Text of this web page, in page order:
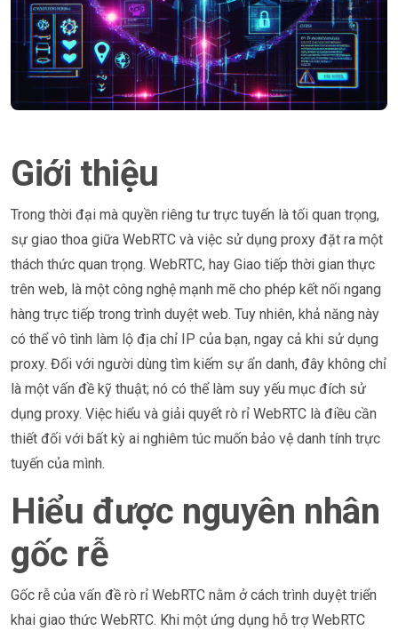
Giới thiệu
Trong thời đại mà quyền riêng tư trực tuyến là tối quan trọng,
sự giao thoa giữa WebRTC và việc sử dụng proxy đặt ra một
thách thức quan trọng. WebRTC, hay Giao tiếp thời gian thực
trên web, là một công nghệ mạnh mẽ cho phép kết nối ngang
hàng trực tiếp trong trình duyệt web. Tuy nhiên, khả năng này
có thể vô tình làm lộ địa chỉ IP của bạn, ngay cả khi sử dụng
proxy. Đối với người dùng tìm kiếm sự ẩn danh, đây không chỉ
là một vấn đề kỹ thuật; nó có thể làm suy yếu mục đích sử
dụng proxy. Việc hiểu và giải quyết rò rỉ WebRTC là điều cần
thiết đối với bất kỳ ai nghiêm túc muốn bảo vệ danh tính trực
tuyến của mình.
Hiểu được nguyên nhân
gốc rễ
Gốc rễ của vấn đề rò rỉ WebRTC nằm ở cách trình duyệt triển
khai giao thức WebRTC. Khi một ứng dụng hỗ trợ WebRTC